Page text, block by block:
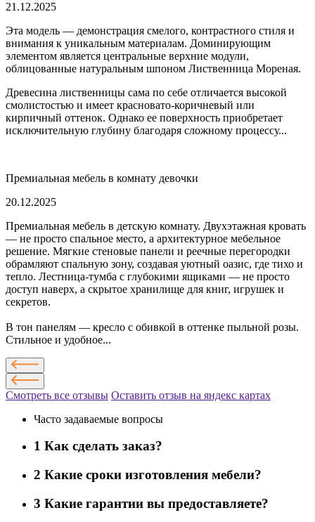
21.12.2025
Эта модель — демонстрация смелого, контрастного стиля и
внимания к уникальным материалам. Доминирующим
элементом является центральные верхние модули,
облицованные натуральным шпоном Лиственница Мореная.
Древесина лиственницы сама по себе отличается высокой
смолистостью и имеет красновато-коричневый или
кирпичный оттенок. Однако ее поверхность приобретает
исключительную глубину благодаря сложному процессу...
Премиальная мебель в комнату девочки
20.12.2025
Премиальная мебель в детскую комнату. Двухэтажная кровать
— не просто спальное место, а архитектурное мебельное
решение. Мягкие стеновые панели и реечные перегородки
обрамляют спальную зону, создавая уютный оазис, где тихо и
тепло. Лестница-тумба с глубокими ящиками — не просто
доступ наверх, а скрытое хранилище для книг, игрушек и
секретов.
В тон панелям — кресло с обивкой в оттенке пыльной розы.
Стильное и удобное...
Смотреть все отзывы Оставить отзыв на яндекс картах
Часто задаваемые вопросы
1 Как сделать заказ?
2 Какие сроки изготовления мебели?
3 Какие гарантии вы предоставляете?